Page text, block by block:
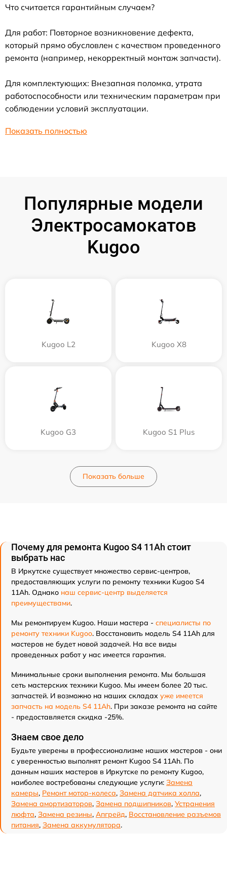
Что считается гарантийным случаем?
Для работ: Повторное возникновение дефекта,
который прямо обусловлен с качеством проведенного
ремонта (например, некорректный монтаж запчасти).
Для комплектующих: Внезапная поломка, утрата
работоспособности или техническим параметрам при
соблюдении условий эксплуатации.
Показать полностью
Популярные модели
Электросамокатов
Kugoo
Kugoo L2 Kugoo X8
Kugoo G3 Kugoo S1 Plus
Показать больше
Почему для ремонта Kugoo S4 11Ah стоит
выбрать нас
В Иркутске существует множество сервис-центров,
предоставляющих услуги по ремонту техники Kugoo S4
11Ah. Однако наш сервис-центр выделяется
преимуществами.
Мы ремонтируем Kugoo. Наши мастера - специалисты по
ремонту техники Kugoo. Восстановить модель S4 11Ah для
мастеров не будет новой задачей. На все виды
проведенных работ у нас имеется гарантия.
Минимальные сроки выполнения ремонта. Мы большая
сеть мастерских техники Kugoo. Мы имеем более 20 тыс.
запчастей. И возможно на наших складах уже имеется
запчасть на модель S4 11Ah. При заказе ремонта на сайте
- предоставляется скидка -25%.
Знаем свое дело
Будьте уверены в профессионализме наших мастеров - они
с уверенностью выполнят ремонт Kugoo S4 11Ah. По
данным наших мастеров в Иркутске по ремонту Kugoo,
наиболее востребованы следующие услуги: Замена
камеры, Ремонт мотор-колеса, Замена датчика холла,
Замена амортизаторов, Замена подшипников, Устранения
люфта, Замена резины, Апгрейд, Восстановление разъемов
питания, Замена аккумулятора.